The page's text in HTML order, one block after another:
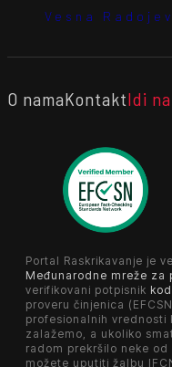
Vesna
O namaKontaktIdi
Portal Raskrikavanje je
Međunarodne mreže za
verifikovani potpisnik
proveru činjenica
profesionalnih vrednosti
zalažemo, a ukoliko
radom prekršilo neke od
možete uputiti žalbu